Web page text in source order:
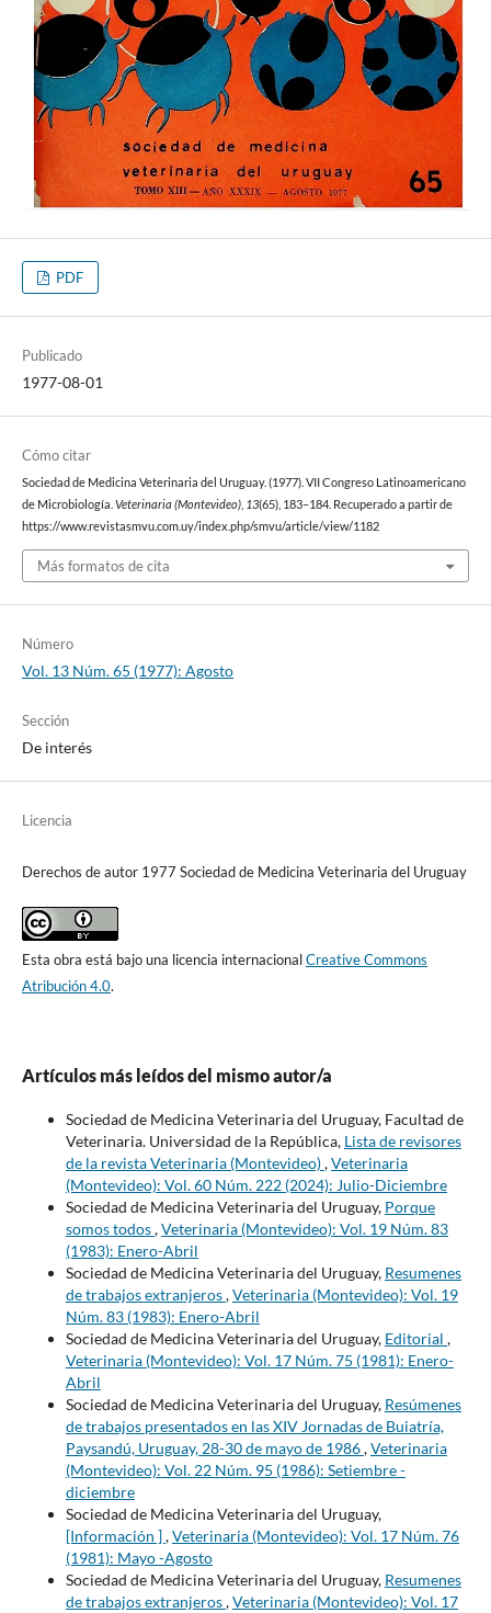
PDF
Publicado
1977-08-01
Cómo citar
Sociedad de Medicina Veterinaria del Uruguay. (1977). VII Congreso Latinoamericano
de Microbiología. Veterinaria (Montevideo), 13(65), 183–184. Recuperado a partir de
https://www.revistasmvu.com.uy/index.php/smvu/article/view/1182
Más formatos de cita
Número
Vol. 13 Núm. 65 (1977): Agosto
Sección
De interés
Licencia
Derechos de autor 1977 Sociedad de Medicina Veterinaria del Uruguay
Esta obra está bajo una licencia internacionalCreative Commons
Atribución 4.0.
Artículos más leídos del mismo autor/a
Sociedad de Medicina Veterinaria del Uruguay, Facultad de
Veterinaria. Universidad de la República, Lista de revisores
de la revista Veterinaria (Montevideo),Veterinaria
(Montevideo): Vol. 60 Núm. 222 (2024): Julio-Diciembre
Sociedad de Medicina Veterinaria del Uruguay, Porque
somos todos,Veterinaria (Montevideo): Vol. 19 Núm. 83
(1983): Enero-Abril
Sociedad de Medicina Veterinaria del Uruguay, Resumenes
de trabajos extranjeros,Veterinaria (Montevideo): Vol. 19
Núm. 83 (1983): Enero-Abril
Sociedad de Medicina Veterinaria del Uruguay, Editorial ,
Veterinaria (Montevideo): Vol. 17 Núm. 75 (1981): Enero-
Abril
Sociedad de Medicina Veterinaria del Uruguay, Resúmenes
de trabajos presentados en las XIV Jornadas de Buiatría,
Paysandú, Uruguay, 28-30 de mayo de 1986,Veterinaria
(Montevideo): Vol. 22 Núm. 95 (1986): Setiembre -
diciembre
Sociedad de Medicina Veterinaria del Uruguay,
[Información ],Veterinaria (Montevideo): Vol. 17 Núm. 76
(1981): Mayo -Agosto
Sociedad de Medicina Veterinaria del Uruguay, Resumenes
de trabajos extranjeros,Veterinaria (Montevideo): Vol. 17